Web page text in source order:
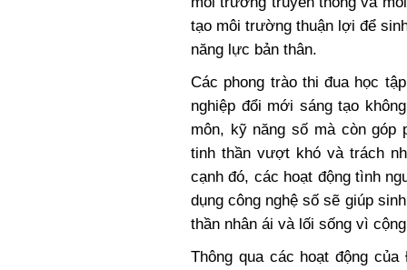
tạo môi trường thuận lợi để
năng lực bản thân.
Các phong trào thi đua học
nghiệp đổi mới sáng tạo
môn, kỹ năng số mà còn góp
tinh thần vượt khó và trách
cạnh đó, các hoạt động tình
dụng công nghệ số sẽ giúp
thần nhân ái và lối sống vì
Thông qua các hoạt động